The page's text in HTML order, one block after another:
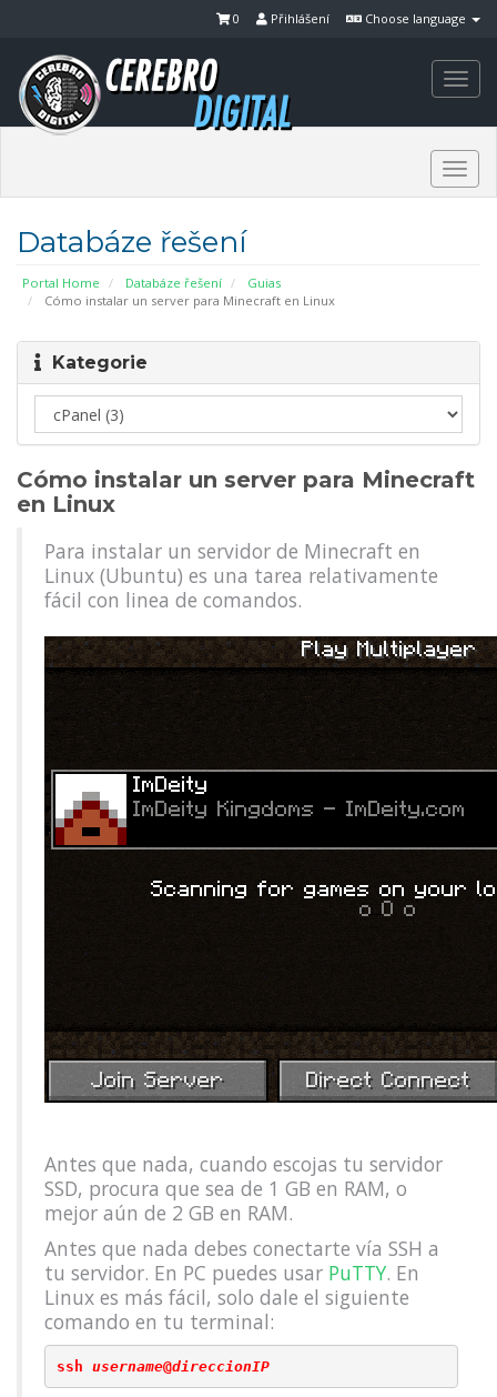
Choose language
Přihlášení
0
Databáze řešení
Portal Home Databáze řešení
Guias
Cómo instalar un server para Minecraft en Linux
Kategorie
Cómo instalar un server para Minecraft
en Linux
Para instalar un servidor de Minecraft en
Linux (Ubuntu) es una tarea relativamente
fácil con linea de comandos.
Antes que nada, cuando escojas tu servidor
SSD, procura que sea de 1 GB en RAM, o
mejor aún de 2 GB en RAM.
Antes que nada debes conectarte vía SSH a
tu servidor. En PC puedes usar PuTTY. En
Linux es más fácil, solo dale el siguiente
comando en tu terminal:
ssh username@direccionIP